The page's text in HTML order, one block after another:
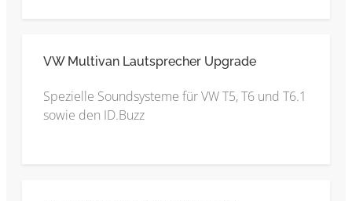
VW Multivan Lautsprecher Upgrade
Spezielle Soundsysteme für VW T5, T6 und T6.1
sowie den ID.Buzz